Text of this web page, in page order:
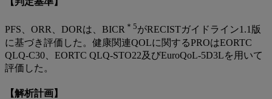
PFS、ORR、DORは、BICR ＊5がRECISTガイドライン1.1版
に基づき評価した。健康関連QOLに関するPROはEORTC
QLQ-C30、EORTC QLQ-STO22及びEuroQoL-5D3Lを用いて
評価した。
【解析計画】